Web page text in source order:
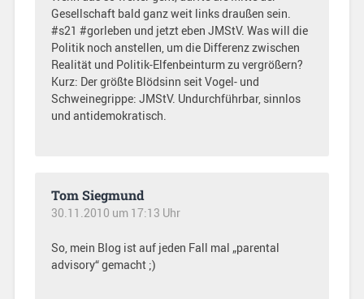
Gesellschaft bald ganz weit links draußen sein.
#s21 #gorleben und jetzt eben JMStV. Was will die
Politik noch anstellen, um die Differenz zwischen
Realität und Politik-Elfenbeinturm zu vergrößern?
Kurz: Der größte Blödsinn seit Vogel- und
Schweinegrippe: JMStV. Undurchführbar, sinnlos
und antidemokratisch.
Tom Siegmund
30.11.2010 um 17:13 Uhr
So, mein Blog ist auf jeden Fall mal „parental
advisory“ gemacht ;)